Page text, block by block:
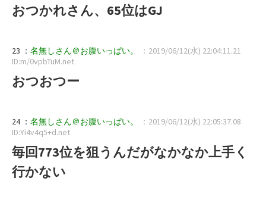
おつかれさん、65位はGJ
23 ： 名無しさん＠お腹いっぱい。
：2019/06/12(水) 22:04:11.21
ID:m/0vpbTuM.net
おつおつー
24 ： 名無しさん＠お腹いっぱい。
：2019/06/12(水) 22:05:37.08
ID:Yi4v4q5+d.net
毎回773位を狙うんだがなかなか上手く
行かない